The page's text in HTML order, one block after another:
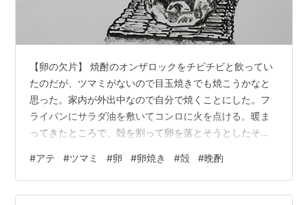
【卵の欠片】 焼酎のオンザロックをチビチビと飲ってい
たのだが、ツマミがないので目玉焼きでも焼こうかなと
思った。家内が外出中なので自分で焼くことにした。フ
ライパンにサラダ油を敷いてコンロに火を点ける。暖ま
ってきたところで、殻を割って卵を落とそうとしたその
片が混じっているのが見えた。あっ！と思ったが、卵は
熱いフライパンの上に落ちていく。「ジュッ❗️」殻を取ろ
うと、慌てて箸で摘まもうとしたのだが、透明な白身が
#アテ #ツマミ #卵 #卵焼き #殻 #晩酌